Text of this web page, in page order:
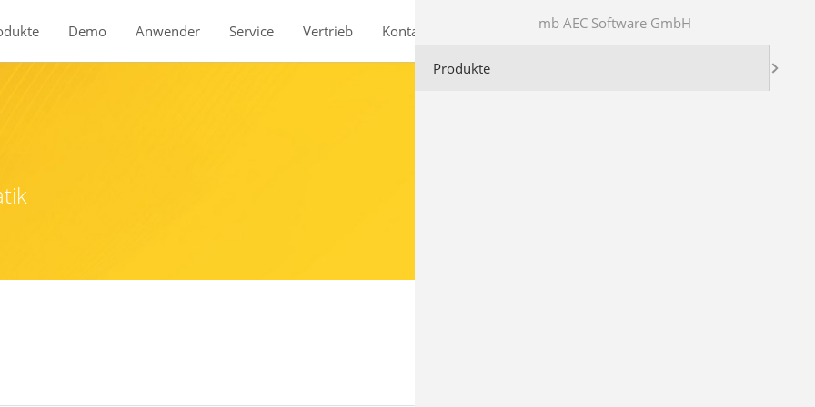
Demo Anwender Service Vertrieb Kontakt mb AEC Software GmbH
Produkte